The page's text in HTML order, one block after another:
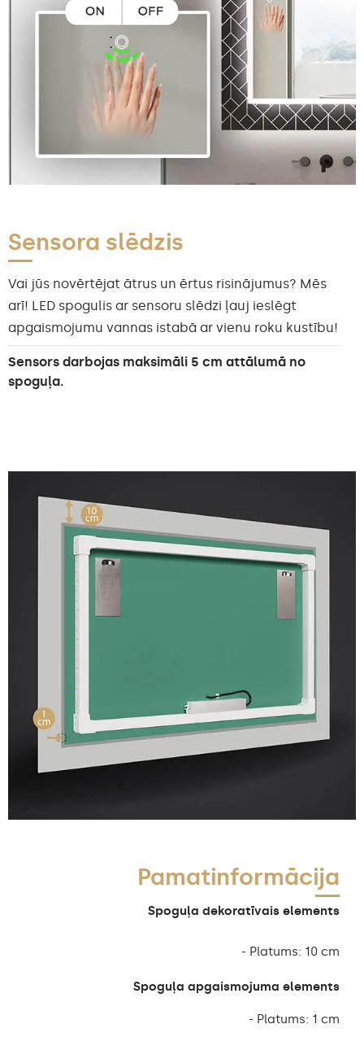
Sensora slēdzis
Vai jūs novērtējat ātrus un ērtus risinājumus? Mēs
arī! LED spogulis ar sensoru slēdzi ļauj ieslēgt
apgaismojumu vannas istabā ar vienu roku kustību!
Sensors darbojas maksimāli 5 cm attālumā no
spoguļa.
Pamatinformācija
Spoguļa dekoratīvais elements
- Platums: 10 cm
Spoguļa apgaismojuma elements
- Platums: 1 cm